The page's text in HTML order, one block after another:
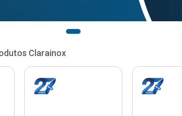
Clarainox